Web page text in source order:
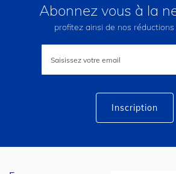
Abonnez vous à la
profitez ainsi de nos réductions
lettre
Inscription